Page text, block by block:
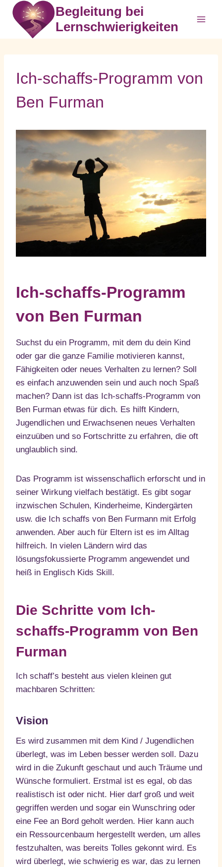
Zum
Inhalt
springen
Begleitung bei
Lernschwierigkeiten
Ich-schaffs-Programm von
Ben Furman
Ich-schaffs-Programm
von Ben Furman
Suchst du ein Programm, mit dem du dein Kind
oder gar die ganze Familie motivieren kannst,
Fähigkeiten oder neues Verhalten zu lernen? Soll
es einfach anzuwenden sein und auch noch Spaß
machen? Dann ist das Ich-schaffs-Programm von
Ben Furman etwas für dich. Es hilft Kindern,
Jugendlichen und Erwachsenen neues Verhalten
einzuüben und so Fortschritte zu erfahren, die oft
unglaublich sind.
Das Programm ist wissenschaflich erforscht und in
seiner Wirkung vielfach bestätigt. Es gibt sogar
inzwischen Schulen, Kinderheime, Kindergärten
usw. die Ich schaffs von Ben Furmann mit Erfolg
anwenden. Aber auch für Eltern ist es im Alltag
hilfreich. In vielen Ländern wird das
lösungsfokussierte Programm angewendet und
heiß in Englisch Kids Skill.
Die Schritte vom Ich-
schaffs-Programm von Ben
Furman
Ich schaff’s besteht aus vielen kleinen gut
machbaren Schritten:
Vision
Es wird zusammen mit dem Kind / Jugendlichen
überlegt, was im Leben besser werden soll. Dazu
wird in die Zukunft geschaut und auch Träume und
Wünsche formuliert. Erstmal ist es egal, ob das
realistisch ist oder nicht. Hier darf groß und weit
gegriffen werden und sogar ein Wunschring oder
eine Fee an Bord geholt werden. Hier kann auch
ein Ressourcenbaum hergestellt werden, um alles
festzuhalten, was bereits Tolles gekonnt wird. Es
wird überlegt, wie schwierig es war, das zu lernen